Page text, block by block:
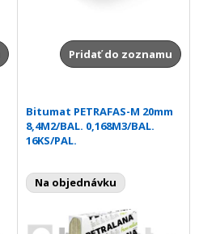
Pridať do zoznamu
Bitumat PETRAFAS-M 20mm
8,4M2/BAL. 0,168M3/BAL.
16KS/PAL.
Na objednávku